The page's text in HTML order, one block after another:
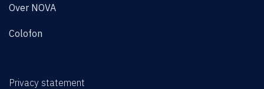
Over NOVA
Colofon
Privacy statement